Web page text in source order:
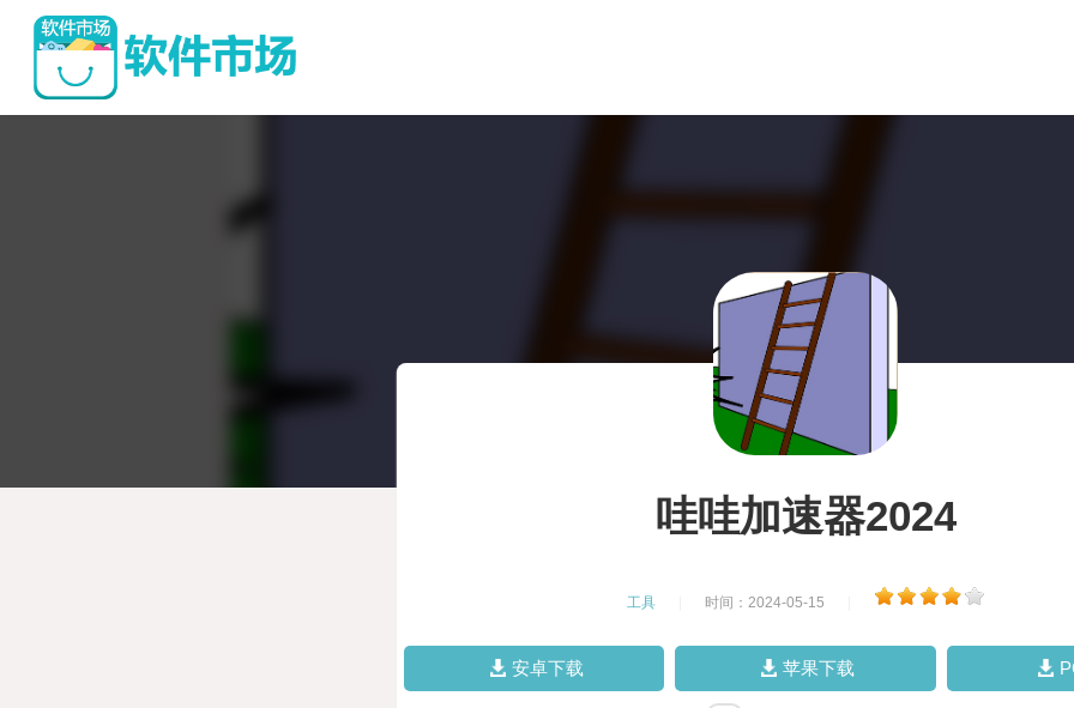
哇哇加速器2024
工具 时间：2024-05-15
安卓下载 苹果下载